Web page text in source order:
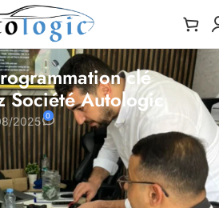
clé
Société Autologic
2025 0
: expert en
clé